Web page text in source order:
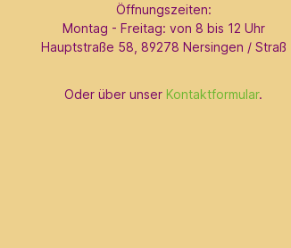
Öffnungszeiten:
Montag - Freitag: von 8 bis 12 Uhr
Hauptstraße 58, 89278 Nersingen / Straß
Oder über unser Kontaktformular.